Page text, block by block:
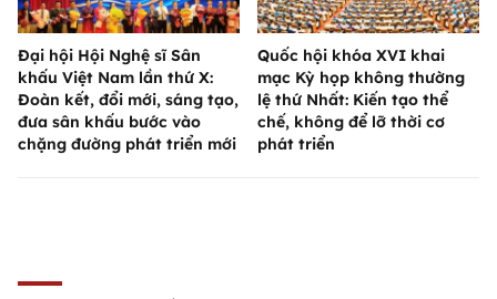
Đại hội Hội Nghệ sĩ Sân
khấu Việt Nam lần thứ X:
Đoàn kết, đổi mới, sáng tạo,
đưa sân khấu bước vào
chặng đường phát triển mới
Quốc hội khóa XVI khai
mạc Kỳ họp không thường
lệ thứ Nhất: Kiến tạo thể
chế, không để lỡ thời cơ
phát triển